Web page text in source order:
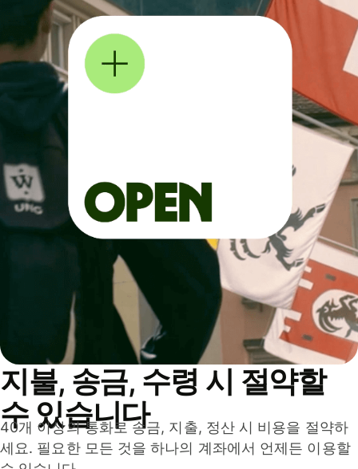
지불, 송금, 수령 시 절약할
수 있습니다
40개 이상의 통화로 송금, 지출, 정산 시 비용을 절약하
세요. 필요한 모든 것을 하나의 계좌에서 언제든 이용할